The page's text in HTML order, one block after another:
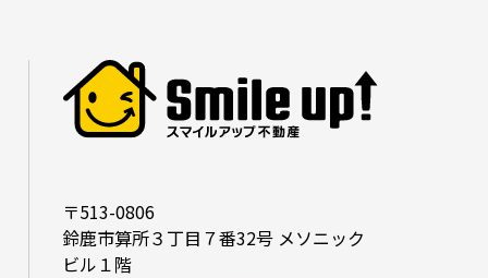
〒513-0806
鈴鹿市算所３丁目７番32号 メソニック
ビル１階